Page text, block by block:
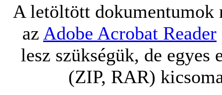
A letöltött dokumentumok
az Adobe Acrobat Reader
lesz szükségük, de
(ZIP, RAR)